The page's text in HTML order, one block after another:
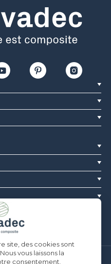
site, des cookies sont
vous laissons la
consentement.